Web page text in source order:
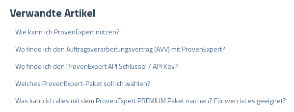
Verwandte Artikel
Wie kann ich ProvenExpert nutzen?
Wo finde ich den Auftragsverarbeitungsvertrag (AVV) mit ProvenExpert?
Wo finde ich den ProvenExpert API Schlüssel / API Key?
Welches ProvenExpert-Paket soll ich wählen?
Was kann ich alles mit dem ProvenExpert PREMIUM Paket machen? Für wen ist es geeignet?